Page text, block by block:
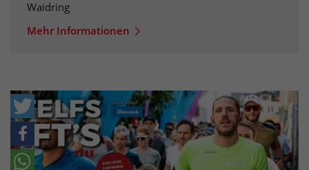
Waidring
Mehr Informationen